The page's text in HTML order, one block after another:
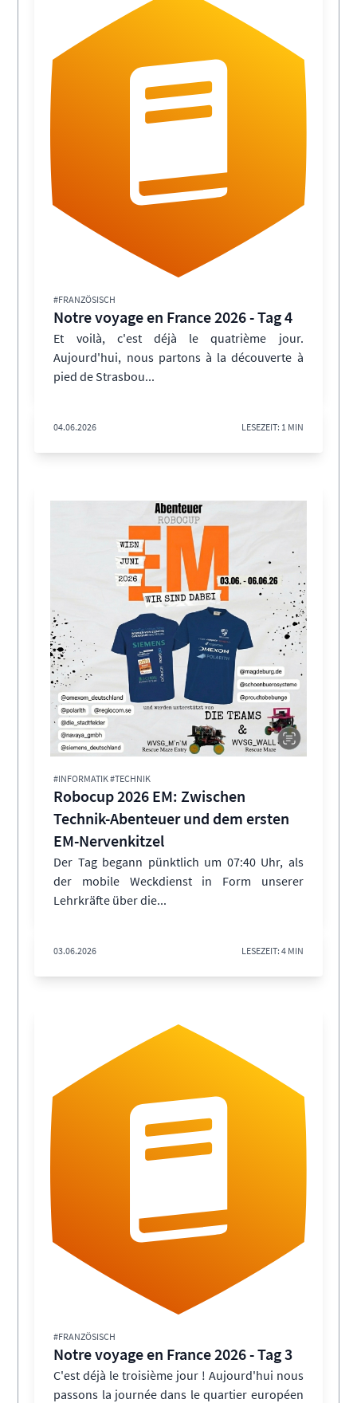
#FRANZÖSISCH
Notre voyage en France 2026 - Tag 4
Et voilà, c'est déjà le quatrième jour.
Aujourd'hui, nous partons à la découverte à
pied de Strasbou...
04.06.2026 LESEZEIT: 1 MIN
#INFORMATIK #TECHNIK
Robocup 2026 EM: Zwischen
Technik-Abenteuer und dem ersten
EM-Nervenkitzel
Der Tag begann pünktlich um 07:40 Uhr, als
der mobile Weckdienst in Form unserer
Lehrkräfte über die...
03.06.2026 LESEZEIT: 4 MIN
#FRANZÖSISCH
Notre voyage en France 2026 - Tag 3
C'est déjà le troisième jour ! Aujourd'hui nous
passons la journée dans le quartier européen